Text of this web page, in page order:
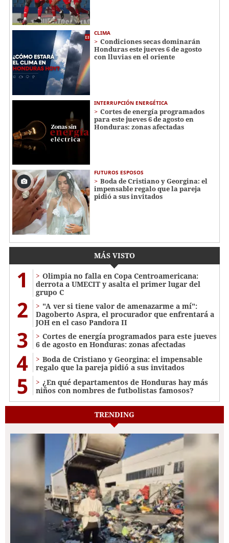
CLIMA
Condiciones secas dominarán
Honduras este jueves 6 de agosto
con lluvias en el oriente
INTERRUPCIÓN ENERGÉTICA
Cortes de energía programados
para este jueves 6 de agosto en
Honduras: zonas afectadas
FUTUROS ESPOSOS
Boda de Cristiano y Georgina: el
impensable regalo que la pareja
pidió a sus invitados
MÁS VISTO
1
Olimpia no falla en Copa Centroamericana:
derrota a UMECIT y asalta el primer lugar del
grupo C
2
"A ver si tiene valor de amenazarme a mí":
Dagoberto Aspra, el procurador que enfrentará a
JOH en el caso Pandora II
3
Cortes de energía programados para este jueves
6 de agosto en Honduras: zonas afectadas
4
Boda de Cristiano y Georgina: el impensable
regalo que la pareja pidió a sus invitados
5
¿En qué departamentos de Honduras hay más
niños con nombres de futbolistas famosos?
TRENDING